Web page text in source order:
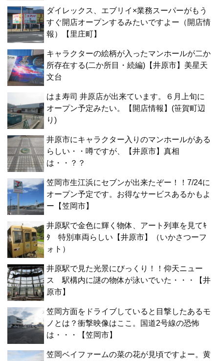
ダイレックス、エブリイ×業務スーパーがもう
すぐ開店オープンするみたいですよー（開店情
報）【里庄町】
キャラクターの絵柄が入ったマンホールが二か
所存在する(二か所目・続編)【井原市】美星天
文台
はま寿司 井原店が出来ています。６月上旬に
オープン予定みたい。【開店情報】(笹賀町辺
り)
井原市にキャラクター入りのマンホールがある
らしい・・噂ですが、【井原市】真相
は・・？？
笠岡市生江浜にセブンが出来たぞー！！7/24に
オープン予定です。お得なサービスあるかもよ
ー【笠岡市】
井原駅で金色に輝く物体、アート列車を見てｷ
ﾀ 特別車両らしい【井原市】（いかさつーフ
ォト）
井原駅で見た光景にびっくり！！仰天ニュー
ス 駅構内に謎の物体が泳いでいた・・・【井
原市】
笠岡方面をドライブしていると目撃したあるモ
ノとは？衝撃映像はここ。国道2号線の恐怖
は・・・【笠岡市】
笠岡ベイファームの菜の花が見頃ですよー。黄